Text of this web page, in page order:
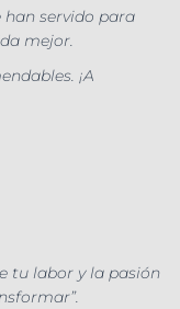
han servido para
mejor.
¡A
tu labor y la pasión